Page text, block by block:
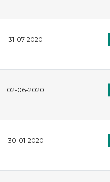
31-07-2020
02-06-2020
30-01-2020